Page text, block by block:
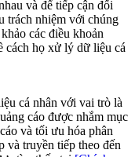
và để tiếp cận đối
trách nhiệm với chúng
các điều khoản
cách họ xử lý dữ liệu cá
cá nhân với vai trò là
cáo được nhắm mục
và tối ưu hóa phân
và truyền tiếp theo đến